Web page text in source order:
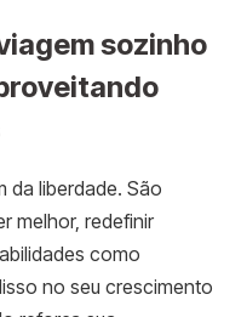
sozinho
da liberdade. São
melhor, redefinir
como
no seu crescimento